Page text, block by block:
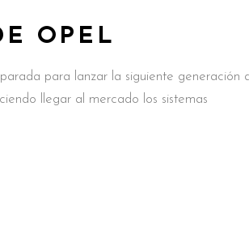
OPEL
para lanzar la siguiente generación
llegar al mercado los sistemas